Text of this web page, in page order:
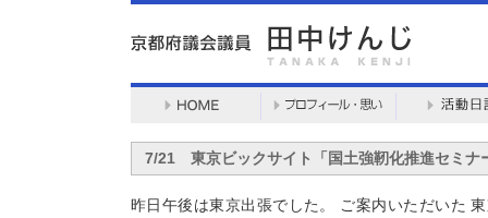
7/21 東京ビックサイト「国土強靭化推進セミナ
昨日午後は東京出張でした。 ご案内いただいた